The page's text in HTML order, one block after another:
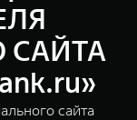
сайта